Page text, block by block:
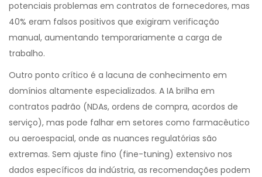
potenciais problemas em contratos de fornecedores, mas
40% eram falsos positivos que exigiram verificação
manual, aumentando temporariamente a carga de
trabalho.
Outro ponto crítico é a lacuna de conhecimento em
domínios altamente especializados. A IA brilha em
contratos padrão (NDAs, ordens de compra, acordos de
serviço), mas pode falhar em setores como farmacêutico
ou aeroespacial, onde as nuances regulatórias são
extremas. Sem ajuste fino (fine-tuning) extensivo nos
dados específicos da indústria, as recomendações podem